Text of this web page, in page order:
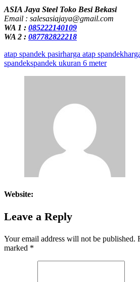
ASIA Jaya Steel Toko Besi Bekasi
Email : salesasiajaya@gmail.com
WA 1 : 085222140109
WA 2 : 087782822218
atap spandek pasirharga atap spandek
spandekspandek ukuran 6 meter
Website:
Leave a Reply
Your email address will not be published.
marked *